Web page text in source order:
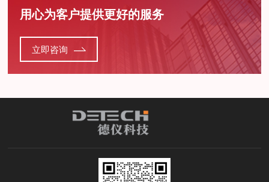
用心为客户提供更好的服务
立即咨询